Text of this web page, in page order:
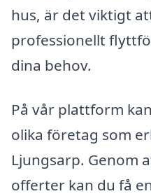
hus, är det viktigt
professionellt
dina behov.
På vår plattform
olika företag som
Ljungsarp. Genom
offerter kan du få